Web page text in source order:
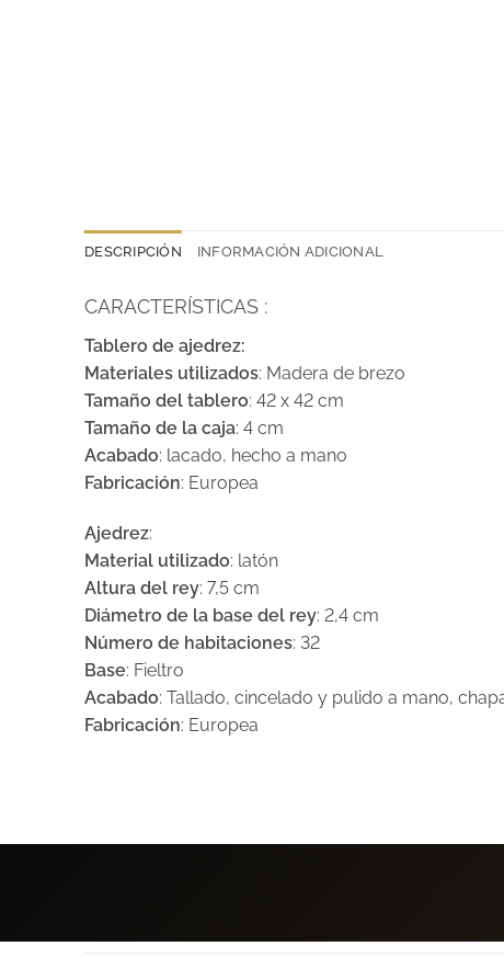
DESCRIPCIÓN INFORMACIÓN ADICIONAL
CARACTERÍSTICAS :
Tablero de ajedrez:
Materiales utilizados: Madera de brezo
Tamaño del tablero: 42 x 42 cm
Tamaño de la caja: 4 cm
Acabado: lacado, hecho a mano
Fabricación: Europea
Ajedrez:
Material utilizado: latón
Altura del rey: 7,5 cm
Diámetro de la base del rey: 2,4 cm
Número de habitaciones: 32
Base: Fieltro
Acabado: Tallado, cincelado y pulido a mano,
Fabricación: Europea